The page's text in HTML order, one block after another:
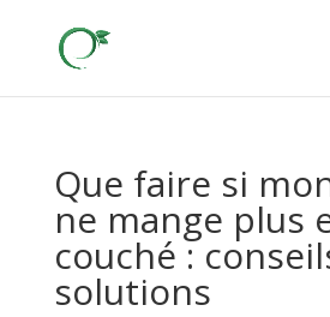
Que faire si
ne mange plus
couché :
solutions